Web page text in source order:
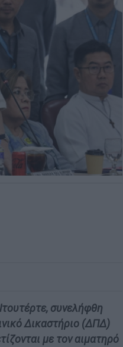
συνελήφθη
Δικαστήριο (ΔΠΔ)
με τον αιματηρό